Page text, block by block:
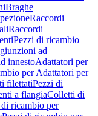
Braghe
Raccordi
Raccordi
Pezzi di ricambio
ad
innestoAdattatori per
per Adattatori per
filettatiPezzi di
a flangiaColletti di
ricambio per